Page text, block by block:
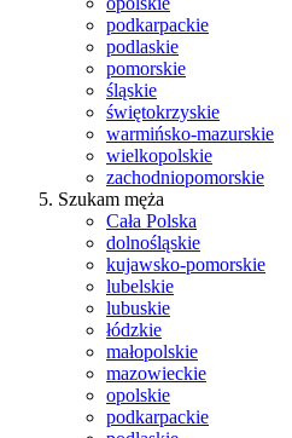
podkarpackie
podlaskie
pomorskie
śląskie
świętokrzyskie
warmińsko-mazurskie
wielkopolskie
zachodniopomorskie
Szukam męża
Cała Polska
dolnośląskie
kujawsko-pomorskie
lubelskie
lubuskie
łódzkie
małopolskie
mazowieckie
opolskie
podkarpackie